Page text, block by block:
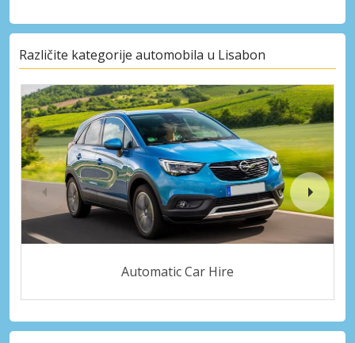
Različite kategorije automobila u Lisabon
Automatic Car Hire